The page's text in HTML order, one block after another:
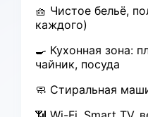
🧺 Чистое бельё,
каждого)
🍳 Кухонная зона:
чайник, посуда
🧼 Стиральная